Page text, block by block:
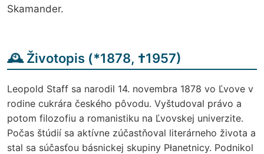
Skamander.
🕰️ Životopis (*1878, †1957)
Leopold Staff sa narodil 14. novembra 1878 vo Ľvove v
rodine cukrára českého pôvodu. Vyštudoval právo a
potom filozofiu a romanistiku na Ľvovskej univerzite.
Počas štúdií sa aktívne zúčastňoval literárneho života a
stal sa súčasťou básnickej skupiny Płanetnicy. Podnikol